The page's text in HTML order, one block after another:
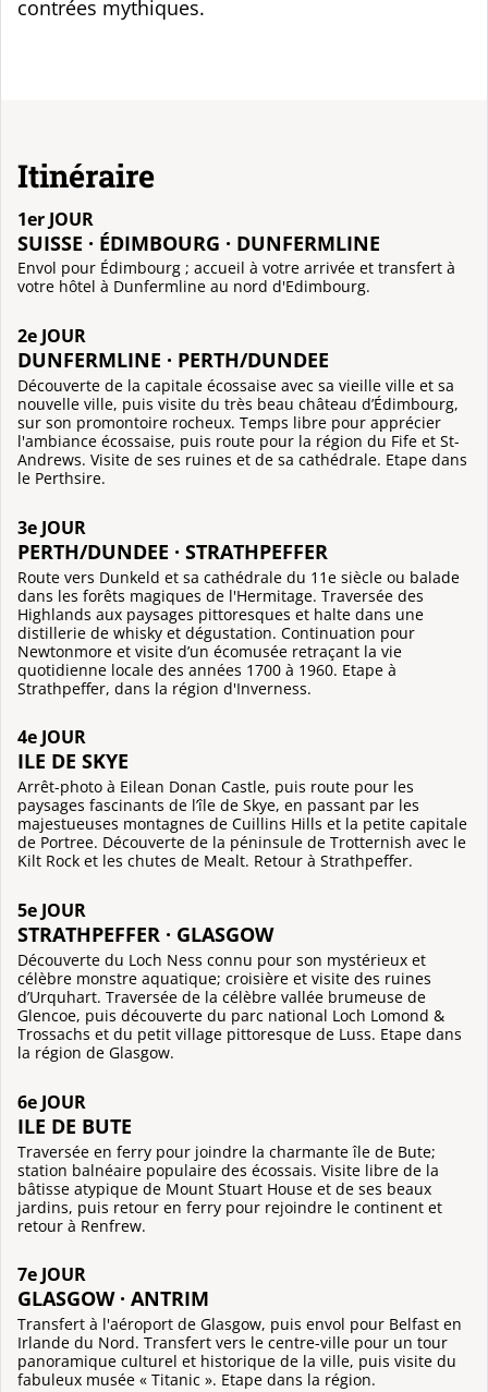
contrées mythiques.
Itinéraire
1er JOUR
SUISSE · ÉDIMBOURG · DUNFERMLINE
Envol pour Édimbourg ; accueil à votre arrivée et transfert à
votre hôtel à Dunfermline au nord d'Edimbourg.
2e JOUR
DUNFERMLINE · PERTH/DUNDEE
Découverte de la capitale écossaise avec sa vieille ville et sa
nouvelle ville, puis visite du très beau château d’Édimbourg,
sur son promontoire rocheux. Temps libre pour apprécier
l'ambiance écossaise, puis route pour la région du Fife et St-
Andrews. Visite de ses ruines et de sa cathédrale. Etape dans
le Perthsire.
3e JOUR
PERTH/DUNDEE · STRATHPEFFER
Route vers Dunkeld et sa cathédrale du 11e siècle ou balade
dans les forêts magiques de l'Hermitage. Traversée des
Highlands aux paysages pittoresques et halte dans une
distillerie de whisky et dégustation. Continuation pour
Newtonmore et visite d’un écomusée retraçant la vie
quotidienne locale des années 1700 à 1960. Etape à
Strathpeffer, dans la région d'Inverness.
4e JOUR
ILE DE SKYE
Arrêt-photo à Eilean Donan Castle, puis route pour les
paysages fascinants de l’île de Skye, en passant par les
majestueuses montagnes de Cuillins Hills et la petite capitale
de Portree. Découverte de la péninsule de Trotternish avec le
Kilt Rock et les chutes de Mealt. Retour à Strathpeffer.
5e JOUR
STRATHPEFFER · GLASGOW
Découverte du Loch Ness connu pour son mystérieux et
célèbre monstre aquatique; croisière et visite des ruines
d’Urquhart. Traversée de la célèbre vallée brumeuse de
Glencoe, puis découverte du parc national Loch Lomond &
Trossachs et du petit village pittoresque de Luss. Etape dans
la région de Glasgow.
6e JOUR
ILE DE BUTE
Traversée en ferry pour joindre la charmante île de Bute;
station balnéaire populaire des écossais. Visite libre de la
bâtisse atypique de Mount Stuart House et de ses beaux
jardins, puis retour en ferry pour rejoindre le continent et
retour à Renfrew.
7e JOUR
GLASGOW · ANTRIM
Transfert à l'aéroport de Glasgow, puis envol pour Belfast en
Irlande du Nord. Transfert vers le centre-ville pour un tour
panoramique culturel et historique de la ville, puis visite du
fabuleux musée « Titanic ». Etape dans la région.